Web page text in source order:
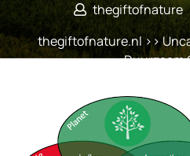
thegiftofnature
thegiftofnature.nl>>
Duurzaam